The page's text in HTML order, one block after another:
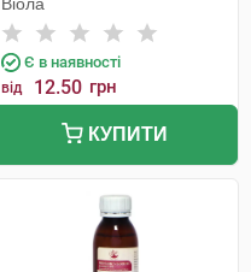
Є в наявності
від 12.50 грн
КУПИТИ